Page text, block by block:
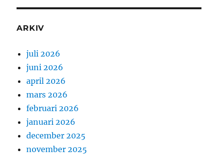
ARKIV
juli 2026
juni 2026
april 2026
mars 2026
februari 2026
januari 2026
december 2025
november 2025